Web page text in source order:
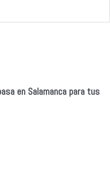
en Salamanca para tus